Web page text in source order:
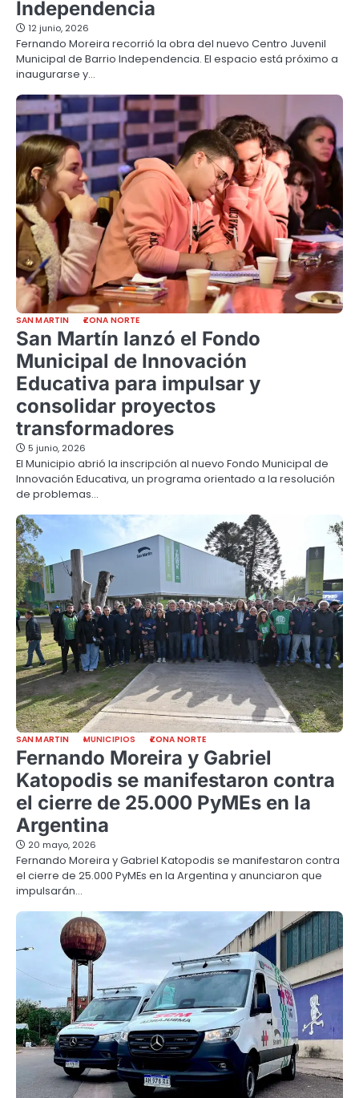
Independencia
12 junio, 2026
Fernando Moreira recorrió la obra del nuevo Centro Juvenil
Municipal de Barrio Independencia. El espacio está próximo a
inaugurarse y…
SAN MARTIN ZONA NORTE
San Martín lanzó el Fondo
Municipal de Innovación
Educativa para impulsar y
consolidar proyectos
transformadores
5 junio, 2026
El Municipio abrió la inscripción al nuevo Fondo Municipal de
Innovación Educativa, un programa orientado a la resolución
de problemas…
SAN MARTIN MUNICIPIOS ZONA NORTE
Fernando Moreira y Gabriel
Katopodis se manifestaron contra
el cierre de 25.000 PyMEs en la
Argentina
20 mayo, 2026
Fernando Moreira y Gabriel Katopodis se manifestaron contra
el cierre de 25.000 PyMEs en la Argentina y anunciaron que
impulsarán…